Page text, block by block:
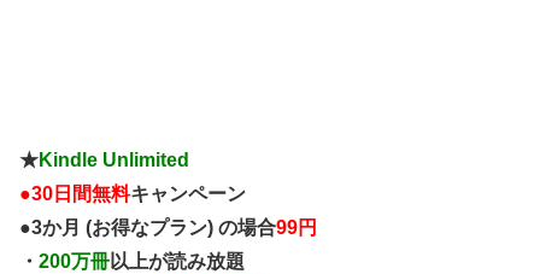
★Kindle Unlimited
●30日間無料キャンペーン
●3か月 (お得なプラン) の場合99円
・ 200万冊以上が読み放題